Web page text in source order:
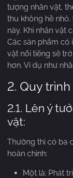
tượng nhân vật,
thu không hề
này. Khi nhân vật
Các sản phẩm có
vật nổi tiếng sẽ
hơn. Ví dụ như
2. Quy
2.1. Lên ý
vật:
Thường thì có ba
hoàn chỉnh:
Một là: Phát